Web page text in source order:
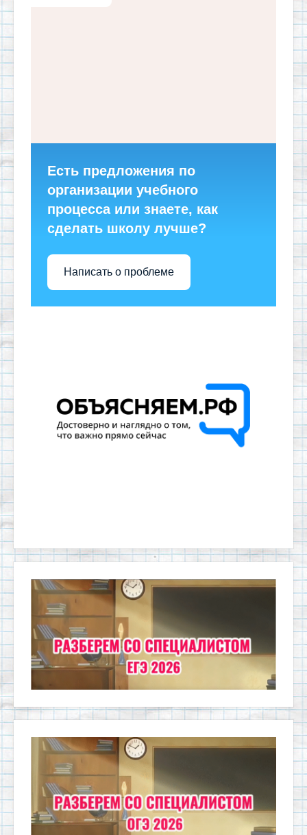
Есть предложения по
организации учебного
процесса или знаете, как
сделать школу лучше?
Написать о проблеме